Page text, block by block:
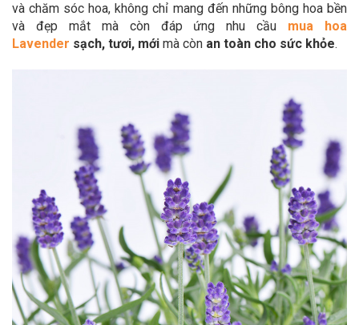
và chăm sóc hoa, không chỉ mang đến những bông hoa bền
và đẹp mắt mà còn đáp ứng nhu cầu mua hoa
Lavender sạch, tươi, mới mà còn an toàn cho sức khỏe.